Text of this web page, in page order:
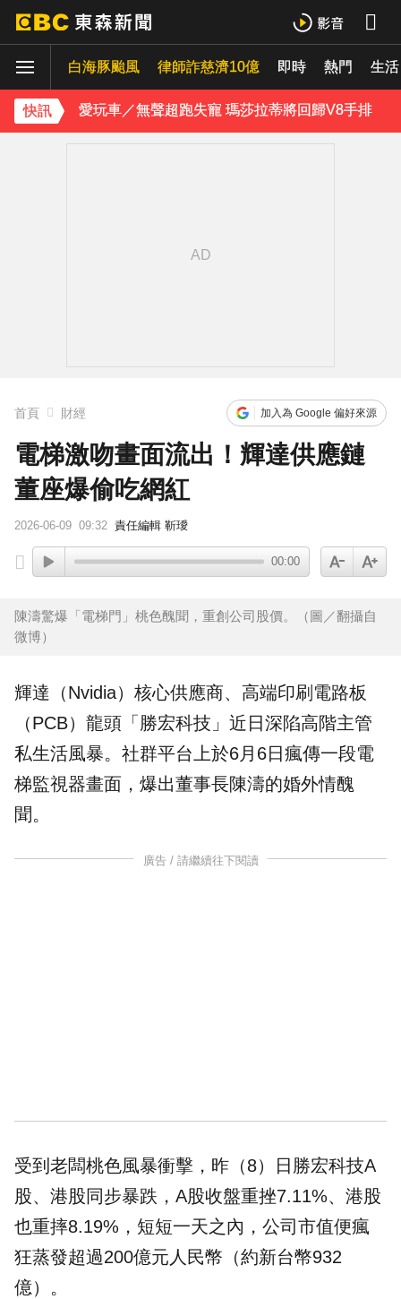
白海豚颱風 律師詐慈濟10億 即時 熱門 生活
快訊
愛玩車／無聲超跑失寵 瑪莎拉蒂將回歸V8手排
《理財達人秀》X 安聯投信免費講座報名中！搶先卡位 2027
首頁 財經 加入為 Google 偏好來源
電梯激吻畫面流出！輝達供應鏈
董座爆偷吃網紅
2026-06-09 09:32 責任編輯 靳璦
00:00
陳濤驚爆「電梯門」桃色醜聞，重創公司股價。（圖／翻攝自
微博）
輝達 （Nvidia）核心供應商、高端印刷電路板
（PCB）龍頭「 勝宏科技 」近日深陷高階主管
私生活風暴。社群平台上於6月6日瘋傳一段電
梯監視器畫面，爆出董事長陳濤的婚外情醜
聞。
廣告 / 請繼續往下閱讀
受到老闆桃色風暴衝擊，昨（8）日勝宏科技A
股、港股同步暴跌，A股收盤重挫7.11%、港股
也重摔8.19%，短短一天之內，公司市值便瘋
狂蒸發超過200億元人民幣（約新台幣932
億）。